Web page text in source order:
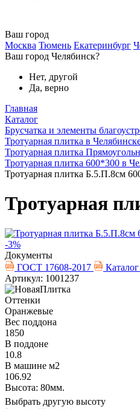
Ваш город
Москва Тюмень Екатеринбург
Ваш город Челябинск?
Нет, другой
Да, верно
Главная
Каталог
Брусчатка и элементы
Тротуарная плитка в
Тротуарная плитка
Тротуарная плитка 600*300 в
Тротуарная плитка Б.5.П.8см
Тротуарная
-3%
Документы
ГОСТ 17608-2017
Каталог
Артикул: 1001237
Оттенки
Оранжевые
Вес поддона
1850
В поддоне
10.8
В машине м2
106.92
Высота: 80мм.
Выбрать другую высоту